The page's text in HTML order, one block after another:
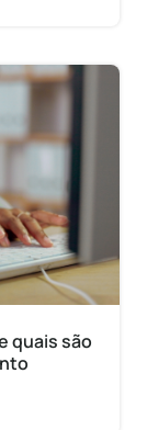
quais são